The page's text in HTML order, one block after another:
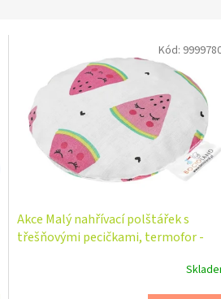
Akce Malý nahřívací polštářek s
třešňovými pecičkami, termofor -
Kód: